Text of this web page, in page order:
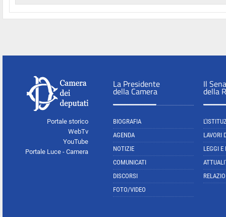
Portale storico
WebTv
YouTube
Portale Luce - Camera
La Presidente
della Camera
BIOGRAFIA
AGENDA
NOTIZIE
COMUNICATI
DISCORSI
FOTO/VIDEO
Il
della
LAVORI
LEGGI E